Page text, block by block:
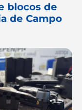
blocos de
de Campo